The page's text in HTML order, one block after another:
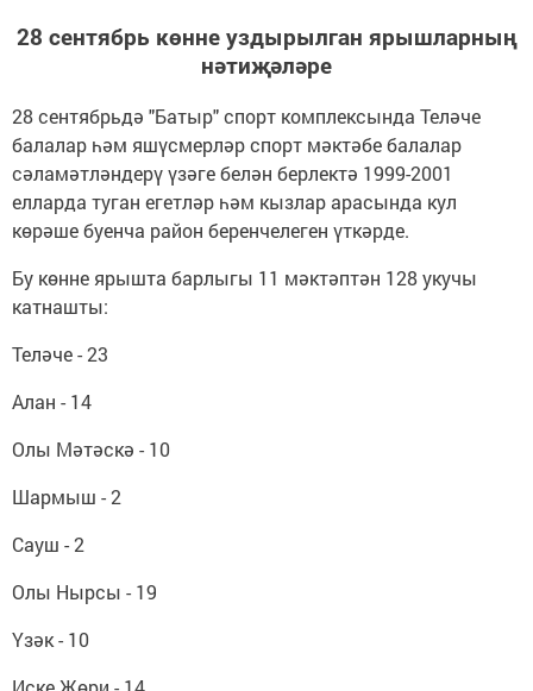
28 сентябрь көнне уздырылган ярышларның
нәтиҗәләре
28 сентябрьдә "Батыр" спорт комплексында Теләче
балалар һәм яшүсмерләр спорт мәктәбе балалар
сәламәтләндерү үзәге белән берлектә 1999-2001
елларда туган егетләр һәм кызлар арасында кул
көрәше буенча район беренчелеген үткәрде.
Бу көнне ярышта барлыгы 11 мәктәптән 128 укучы
катнашты:
Теләче - 23
Алан - 14
Олы Мәтәскә - 10
Шармыш - 2
Сауш - 2
Олы Нырсы - 19
Үзәк - 10